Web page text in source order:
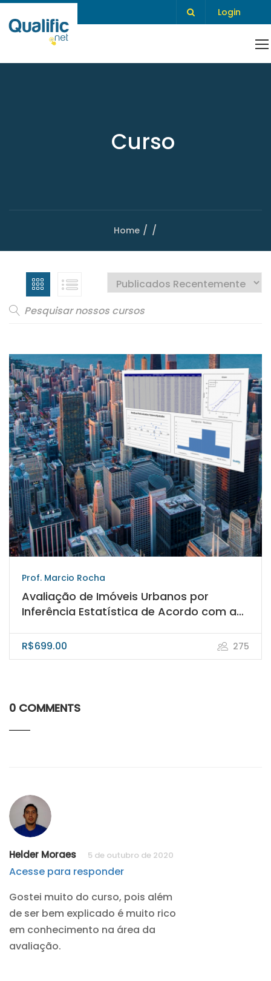
Login
Curso
Home
Prof. Marcio Rocha
Avaliação de Imóveis Urbanos por
Inferência Estatística de Acordo com a
275
R$699.00
0 COMMENTS
Helder Moraes 5 de outubro de 2020
Acesse para responder
Gostei muito do curso, pois além
de ser bem explicado é muito rico
em conhecimento na área da
avaliação.